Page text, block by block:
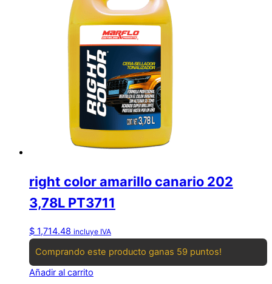
right color amarillo canario 202
3,78L PT3711
$ 1,714.48 incluye IVA
Comprando este producto ganas 59 puntos!
Añadir al carrito